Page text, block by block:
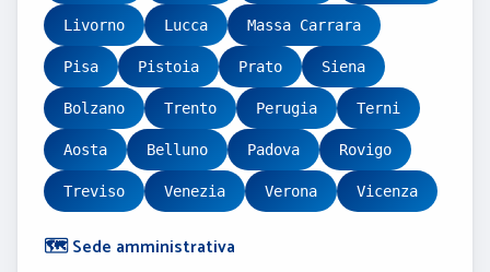
Livorno Lucca Massa Carrara
Pisa Pistoia Prato Siena
Bolzano Trento Perugia Terni
Aosta Belluno Padova Rovigo
Treviso Venezia Verona Vicenza
🗺️ Sede amministrativa